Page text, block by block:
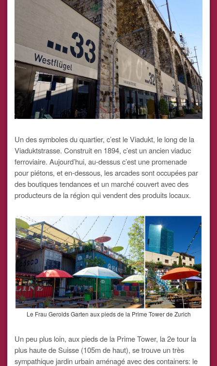
Un des symboles du quartier, c’est le Viadukt, le long de la
Viaduktstrasse. Construit en 1894, c’est un ancien viaduc
ferroviaire. Aujourd’hui, au-dessus c’est une promenade
pour piétons, et en-dessous, les arcades sont occupées par
des boutiques tendances et un marché couvert avec des
producteurs de la région qui vendent des produits locaux.
Le Frau Gerolds Garten aux pieds de la Prime Tower de Zurich
Un peu plus loin, aux pieds de la Prime Tower, la 2e tour la
plus haute de Suisse (105m de haut), se trouve un très
sympathique jardin urbain aménagé avec des containers: le